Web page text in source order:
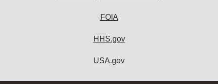
FOIA
HHS.gov
USA.gov